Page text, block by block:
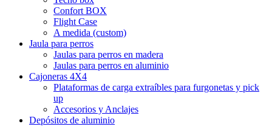
Confort BOX
Flight Case
A medida (custom)
Jaula para perros
Jaulas para perros en madera
Jaulas para perros en aluminio
Cajoneras 4X4
Plataformas de carga extraíbles para furgonetas y pick
up
Accesorios y Anclajes
Depósitos de aluminio